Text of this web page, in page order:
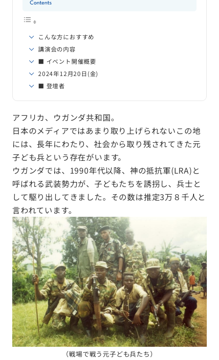
Contents
こんな方におすすめ
講演会の内容
■ イベント開催概要
2024年12月20日(金)
■ 登壇者
アフリカ、ウガンダ共和国。
日本のメディアではあまり取り上げられないこの地
には、長年にわたり、社会から取り残されてきた元
子ども兵という存在がいます。
ウガンダでは、1990年代以降、神の抵抗軍(LRA)と
呼ばれる武装勢力が、子どもたちを誘拐し、兵士と
して駆り出してきました。その数は推定3万８千人と
言われています。
（戦場で戦う元子ども兵たち）